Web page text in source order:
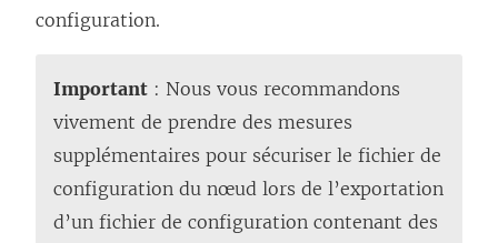
configuration.
Important : Nous vous recommandons
vivement de prendre des mesures
supplémentaires pour sécuriser le fichier de
configuration du nœud lors de l’exportation
d’un fichier de configuration contenant des